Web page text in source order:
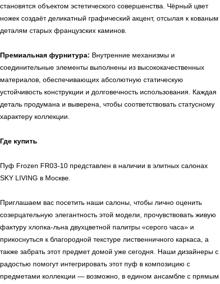
становятся объектом эстетического совершенства. Чёрный цвет
ножек создаёт деликатный графический акцент, отсылая к кованым
деталям старых французских каминов.
Премиальная фурнитура: Внутренние механизмы и
соединительные элементы выполнены из высококачественных
материалов, обеспечивающих абсолютную статическую
устойчивость конструкции и долговечность использования. Каждая
деталь продумана и выверена, чтобы соответствовать статусному
характеру коллекции.
Где купить
Пуф Frozen FR03-10 представлен в наличии в элитных салонах
SKY LIVING в Москве.
Приглашаем вас посетить наши салоны, чтобы лично оценить
созерцательную элегантность этой модели, прочувствовать живую
фактуру хлопка-льна двухцветной палитры «серого часа» и
прикоснуться к благородной текстуре лиственничного каркаса, а
также забрать этот предмет домой уже сегодня. Наши дизайнеры с
радостью помогут интегрировать этот пуф в композицию с
предметами коллекции — возможно, в едином ансамбле с прямым
Сантехника
Декор
Контакты
Оплата и доставка
О нас
Мебель
+7 (958) 202-41-41
+7 (499) 916-60-66
+7 (932) 021-99-97
+7 (499) 916-60-10,
Sales@skyliving.ru
(на основании ФЗ-149 "Об информации")